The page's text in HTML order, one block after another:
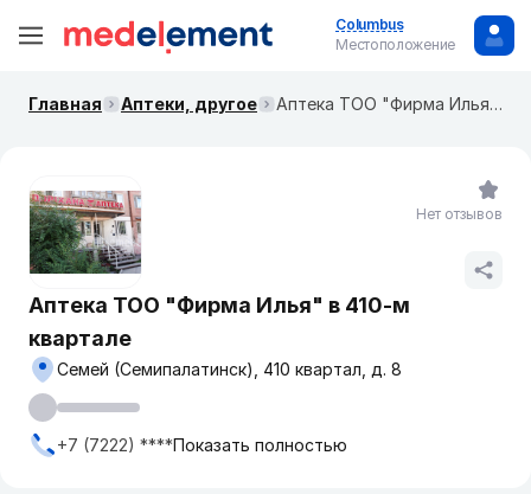
Columbus
Местоположение
Главная Аптеки, другое Аптека ТОО "Фирма Илья" в 410-м квартале
Аптека ТОО "Фирма Илья" в 410-м
квартале
Семей (Семипалатинск), 410 квартал, д. 8
+7 (7222) ****Показать полностью
Нет отзывов